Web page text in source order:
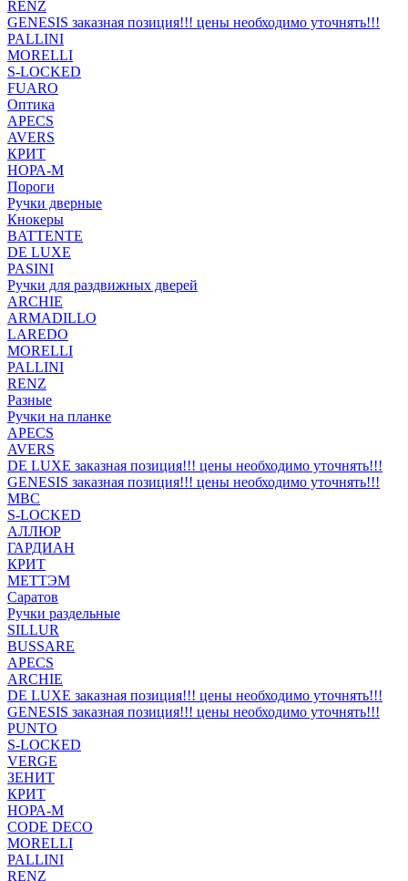
RENZ
GENESIS заказная позиция!!! цены необходимо уточнять!!!
PALLINI
MORELLI
S-LOCKED
FUARO
Оптика
APECS
AVERS
КРИТ
НОРА-М
Пороги
Ручки дверные
Кнокеры
BATTENTE
DE LUXE
PASINI
Ручки для раздвижных дверей
ARCHIE
ARMADILLO
LAREDO
MORELLI
PALLINI
RENZ
Разные
Ручки на планке
APECS
AVERS
DE LUXE заказная позиция!!! цены необходимо уточнять!!!
GENESIS заказная позиция!!! цены необходимо уточнять!!!
MBC
S-LOCKED
АЛЛЮР
ГАРДИАН
КРИТ
МЕТТЭМ
Саратов
Ручки раздельные
SILLUR
BUSSARE
APECS
ARCHIE
DE LUXE заказная позиция!!! цены необходимо уточнять!!!
GENESIS заказная позиция!!! цены необходимо уточнять!!!
PUNTO
S-LOCKED
VERGE
ЗЕНИТ
КРИТ
НОРА-М
CODE DECO
MORELLI
PALLINI
RENZ